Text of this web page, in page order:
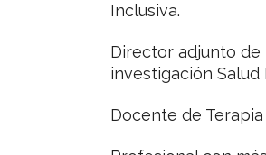
Inclusiva.
Director adjunto de
investigación Salud
Docente de